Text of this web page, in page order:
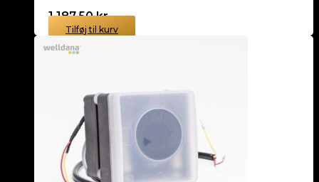
1.187,50kr.
Tilføj til kurv